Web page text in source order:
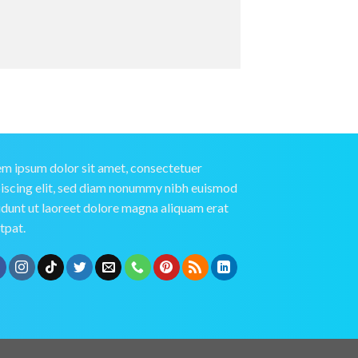
ipsum dolor sit amet, consectetuer
elit, sed diam nonummy nibh euismod
ut laoreet dolore magna aliquam erat